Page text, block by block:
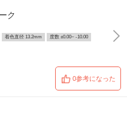
ク
着色直径 13.2mm 度数 ±0.00~ -10.00
0参考になった